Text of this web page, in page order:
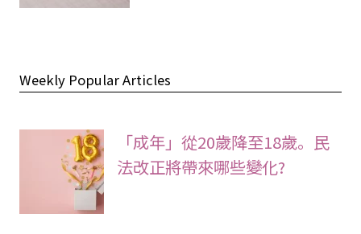
Weekly Popular Articles
「成年」從20歲降至18歲。民
法改正將帶來哪些變化?